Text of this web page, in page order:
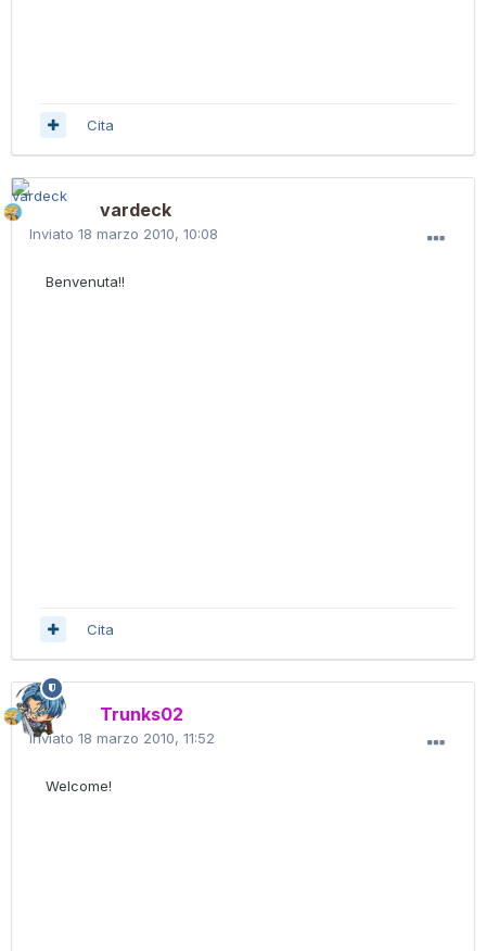
Cita
vardeck
Inviato 18 marzo 2010, 10:08
Benvenuta!!
Cita
Trunks02
Inviato 18 marzo 2010, 11:52
Welcome!